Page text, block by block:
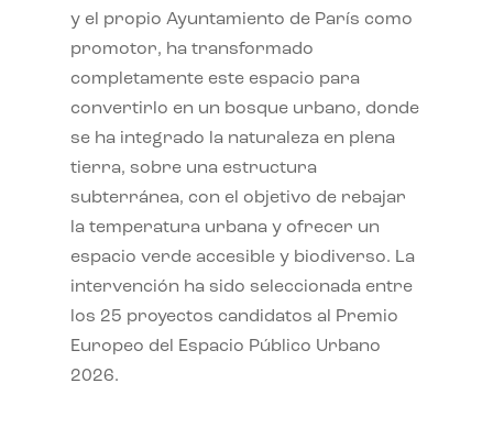
y el propio Ayuntamiento de París como
promotor, ha transformado
completamente este espacio para
convertirlo en un bosque urbano, donde
se ha integrado la naturaleza en plena
tierra, sobre una estructura
subterránea, con el objetivo de rebajar
la temperatura urbana y ofrecer un
espacio verde accesible y biodiverso. La
intervención ha sido seleccionada entre
los 25 proyectos candidatos al Premio
Europeo del Espacio Público Urbano
2026.